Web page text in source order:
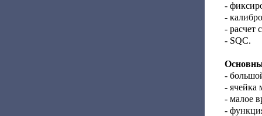
-
-
- расчет
- SQC.
-
- ячейка
- малое
-